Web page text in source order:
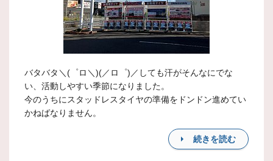
バタバタ＼(゜ロ＼)(／ロ゜)／しても汗がそんなにでな
い、活動しやすい季節になりました。
今のうちにスタッドレスタイヤの準備をドンドン進めてい
かねばなりません。
続きを読む